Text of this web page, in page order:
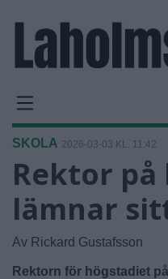
SKOLA 2026-03-03 KL. 11:42
Rektor
lämnar
Av Rickard Gustafsson
Rektorn för högstadiet